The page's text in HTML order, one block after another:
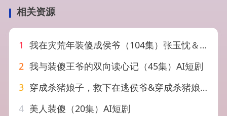
相关资源
1 我在灾荒年装傻成侯爷（104集）张玉忱＆刘曙瑞
2 我与装傻王爷的双向读心记（45集）AI短剧
3 穿成杀猪娘子，救下在逃侯爷&穿成杀猪娘子救下在逃侯爷（60集）AI短剧
4 美人装傻（20集）AI短剧